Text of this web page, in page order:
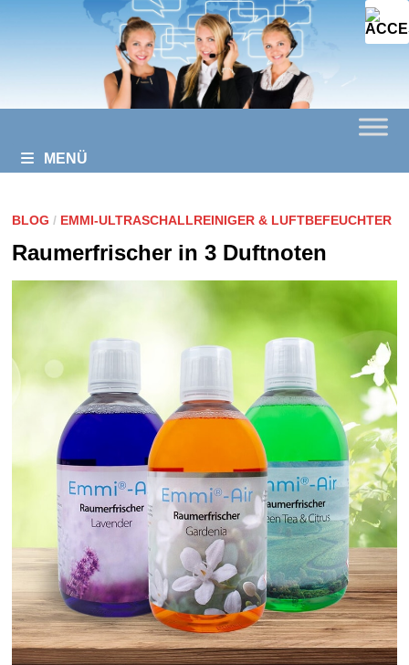
MENÜ
BLOG / EMMI-ULTRASCHALLREINIGER & LUFTBEFEUCHTER
Raumerfrischer in 3 Duftnoten